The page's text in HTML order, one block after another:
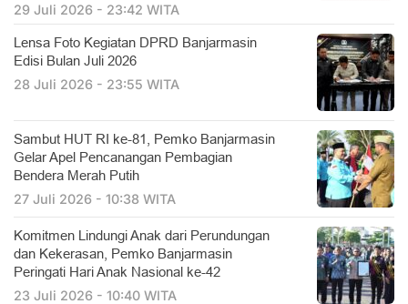
29 Juli 2026 - 23:42 WITA
Lensa Foto Kegiatan DPRD Banjarmasin
Edisi Bulan Juli 2026
28 Juli 2026 - 23:55 WITA
Sambut HUT RI ke-81, Pemko Banjarmasin
Gelar Apel Pencanangan Pembagian
Bendera Merah Putih
27 Juli 2026 - 10:38 WITA
Komitmen Lindungi Anak dari Perundungan
dan Kekerasan, Pemko Banjarmasin
Peringati Hari Anak Nasional ke-42
23 Juli 2026 - 10:40 WITA